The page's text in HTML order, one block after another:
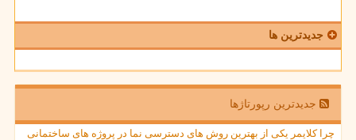
جدیدترین ها
جدیدترین رپورتاژها
چرا کلایمر یکی از بهترین روش های دسترسی نما در پروژه های ساختمانی